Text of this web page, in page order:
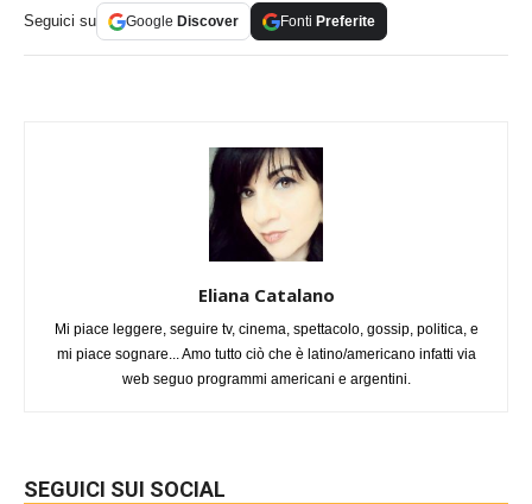
Seguici su Google Discover Fonti Preferite
Eliana Catalano
Mi piace leggere, seguire tv, cinema, spettacolo, gossip, politica, e
mi piace sognare... Amo tutto ciò che è latino/americano infatti via
web seguo programmi americani e argentini.
SEGUICI SUI SOCIAL